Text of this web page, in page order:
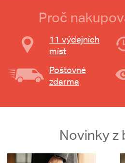
Proč
11 výdejních
míst
Poštovné
zdarma
Novinky z